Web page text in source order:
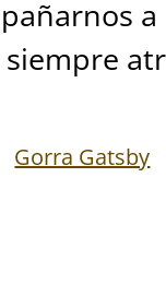
siempre
Gorra Gatsby